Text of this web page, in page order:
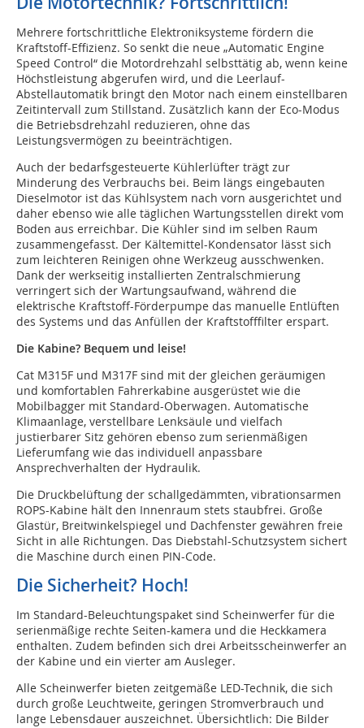
Mehrere fortschrittliche Elektroniksysteme fördern die
Kraftstoff-Effizienz. So senkt die neue „Automatic Engine
Speed Control“ die Motordrehzahl selbsttätig ab, wenn keine
Höchstleistung abgerufen wird, und die Leerlauf-
Abstellautomatik bringt den Motor nach einem einstellbaren
Zeitintervall zum Stillstand. Zusätzlich kann der Eco-Modus
die Betriebsdrehzahl reduzieren, ohne das
Leistungsvermögen zu beeinträchtigen.
Auch der bedarfsgesteuerte Kühlerlüfter trägt zur
Minderung des Verbrauchs bei. Beim längs eingebauten
Dieselmotor ist das Kühlsystem nach vorn ausgerichtet und
daher ebenso wie alle täglichen Wartungsstellen direkt vom
Boden aus erreichbar. Die Kühler sind im selben Raum
zusammengefasst. Der Kältemittel-Kondensator lässt sich
zum leichteren Reinigen ohne Werkzeug ausschwenken.
Dank der werkseitig installierten Zentralschmierung
verringert sich der Wartungsaufwand, während die
elektrische Kraftstoff-Förderpumpe das manuelle Entlüften
des Systems und das Anfüllen der Kraftstofffilter erspart.
Die Kabine? Bequem und leise!
Cat M315F und M317F sind mit der gleichen geräumigen
und komfortablen Fahrerkabine ausgerüstet wie die
Mobilbagger mit Standard-Oberwagen. Automatische
Klimaanlage, verstellbare Lenksäule und vielfach
justierbarer Sitz gehören ebenso zum serienmäßigen
Lieferumfang wie das individuell anpassbare
Ansprechverhalten der Hydraulik.
Die Druckbelüftung der schallgedämmten, vibrationsarmen
ROPS-Kabine hält den Innenraum stets staubfrei. Große
Glastür, Breitwinkelspiegel und Dachfenster gewähren freie
Sicht in alle Richtungen. Das Diebstahl-Schutzsystem sichert
die Maschine durch einen PIN-Code.
Die Sicherheit? Hoch!
Im Standard-Beleuchtungspaket sind Scheinwerfer für die
serienmäßige rechte Seiten-kamera und die Heckkamera
enthalten. Zudem befinden sich drei Arbeitsscheinwerfer an
der Kabine und ein vierter am Ausleger.
Alle Scheinwerfer bieten zeitgemäße LED-Technik, die sich
durch große Leuchtweite, geringen Stromverbrauch und
lange Lebensdauer auszeichnet. Übersichtlich: Die Bilder